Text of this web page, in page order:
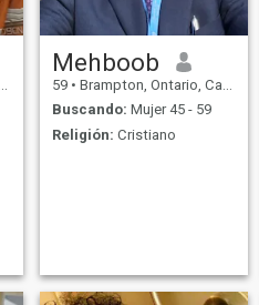
Mehboob
59 • Brampton, Ontario, Canadá
Buscando: Mujer 45 - 59
Religión: Cristiano